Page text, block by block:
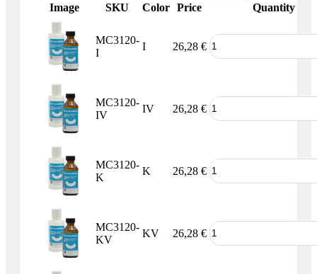
Image
SKU Color Price Quantity
MC3120-
I
I 26,28 €
MC3120-
IV
IV 26,28 €
MC3120-
K
K 26,28 €
MC3120-
KV
KV 26,28 €